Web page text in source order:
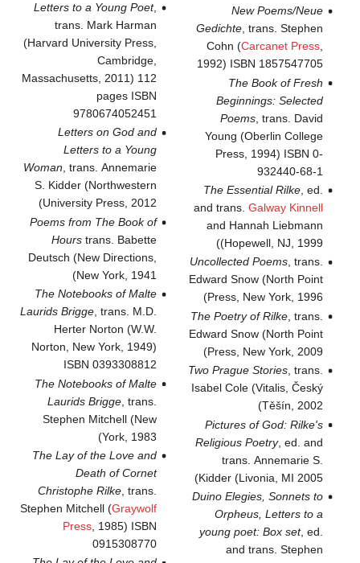
New Poems/Neue
Gedichte, trans. Stephen
Cohn (Carcanet Press,
1992) ISBN 1857547705
The Book of Fresh
Beginnings: Selected
Poems, trans. David
Young (Oberlin College
Press, 1994) ISBN 0-
932440-68-1
The Essential Rilke, ed.
and trans. Galway Kinnell
and Hannah Liebmann
(Hopewell, NJ, 1999)
Uncollected Poems, trans.
Edward Snow (North Point
Press, New York, 1996)
The Poetry of Rilke, trans.
Edward Snow (North Point
Press, New York, 2009)
Two Prague Stories, trans.
Isabel Cole (Vitalis, Český
Těšín, 2002)
Pictures of God: Rilke's
Religious Poetry, ed. and
trans. Annemarie S.
Kidder (Livonia, MI 2005)
Duino Elegies, Sonnets to
Orpheus, Letters to a
young poet: Box set, ed.
and trans. Stephen
Letters to a Young Poet,
trans. Mark Harman
(Harvard University Press,
Cambridge,
Massachusetts, 2011) 112
pages ISBN
9780674052451
Letters on God and
Letters to a Young
Woman, trans. Annemarie
S. Kidder (Northwestern
University Press, 2012)
Poems from The Book of
Hourstrans. Babette
Deutsch (New Directions,
New York, 1941)
The Notebooks of Malte
Laurids Brigge, trans. M.D.
Herter Norton (W.W.
Norton, New York, 1949)
ISBN 0393308812
The Notebooks of Malte
Laurids Brigge, trans.
Stephen Mitchell (New
York, 1983)
The Lay of the Love and
Death of Cornet
Christophe Rilke, trans.
Stephen Mitchell (Graywolf
Press, 1985) ISBN
0915308770